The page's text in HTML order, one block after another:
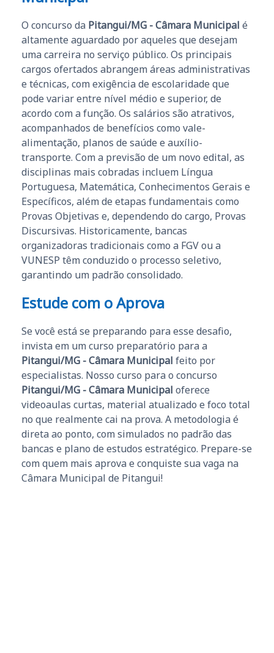
O concurso da Pitangui/MG - Câmara Municipal é
altamente aguardado por aqueles que desejam
uma carreira no serviço público. Os principais
cargos ofertados abrangem áreas administrativas
e técnicas, com exigência de escolaridade que
pode variar entre nível médio e superior, de
acordo com a função. Os salários são atrativos,
acompanhados de benefícios como vale-
alimentação, planos de saúde e auxílio-
transporte. Com a previsão de um novo edital, as
disciplinas mais cobradas incluem Língua
Portuguesa, Matemática, Conhecimentos Gerais e
Específicos, além de etapas fundamentais como
Provas Objetivas e, dependendo do cargo, Provas
Discursivas. Historicamente, bancas
organizadoras tradicionais como a FGV ou a
VUNESP têm conduzido o processo seletivo,
garantindo um padrão consolidado.
Estude com o Aprova
Se você está se preparando para esse desafio,
invista em um curso preparatório para a
Pitangui/MG - Câmara Municipal feito por
especialistas. Nosso curso para o concurso
Pitangui/MG - Câmara Municipal oferece
videoaulas curtas, material atualizado e foco total
no que realmente cai na prova. A metodologia é
direta ao ponto, com simulados no padrão das
bancas e plano de estudos estratégico. Prepare-se
com quem mais aprova e conquiste sua vaga na
Câmara Municipal de Pitangui!